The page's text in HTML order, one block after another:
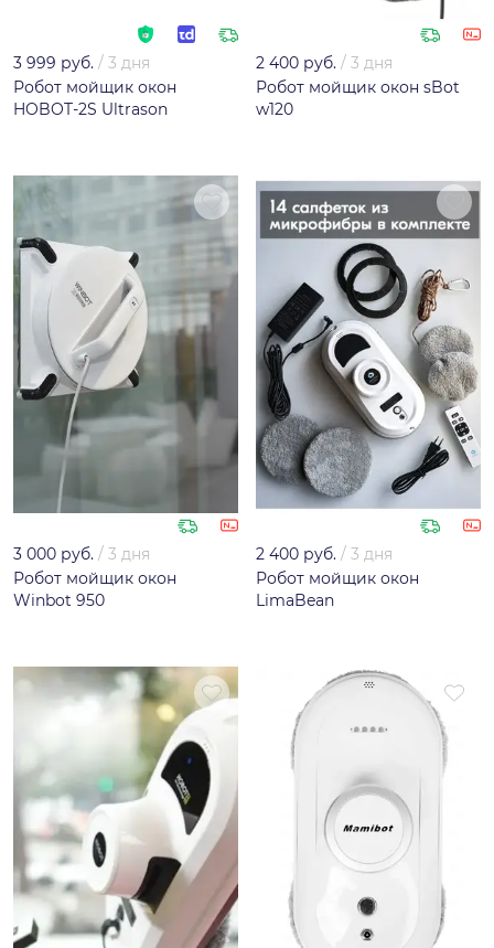
3 999 руб. / 3 дня
Робот мойщик окон
HOBOT-2S Ultrason
2 400 руб. / 3 дня
Робот мойщик окон sBot
w120
3 000 руб. / 3 дня
Робот мойщик окон
Winbot 950
2 400 руб. / 3 дня
Робот мойщик окон
LimaBean